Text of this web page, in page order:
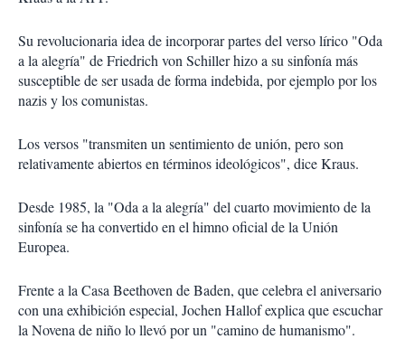
Su revolucionaria idea de incorporar partes del verso lírico "Oda
a la alegría" de Friedrich von Schiller hizo a su sinfonía más
susceptible de ser usada de forma indebida, por ejemplo por los
nazis y los comunistas.
Los versos "transmiten un sentimiento de unión, pero son
relativamente abiertos en términos ideológicos", dice Kraus.
Desde 1985, la "Oda a la alegría" del cuarto movimiento de la
sinfonía se ha convertido en el himno oficial de la Unión
Europea.
Frente a la Casa Beethoven de Baden, que celebra el aniversario
con una exhibición especial, Jochen Hallof explica que escuchar
la Novena de niño lo llevó por un "camino de humanismo".